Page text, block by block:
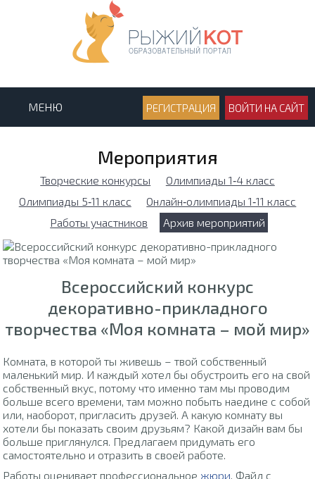
МЕНЮ РЕГИСТРАЦИЯ ВОЙТИ НА САЙТ
Мероприятия
Творческие конкурсы
Олимпиады 1‑4 класс
Олимпиады 5‑11 класс
Онлайн‑олимпиады 1‑11 класс
Работы участников
Архив мероприятий
Всероссийский конкурс
декоративно-прикладного
творчества «Моя комната – мой мир»
Комната, в которой ты живешь – твой собственный
маленький мир. И каждый хотел бы обустроить его на свой
собственный вкус, потому что именно там мы проводим
больше всего времени, там можно побыть наедине с собой
или, наоборот, пригласить друзей. А какую комнату вы
хотели бы показать своим друзьям? Какой дизайн вам бы
больше приглянулся. Предлагаем придумать его
самостоятельно и отразить в своей работе.
Работы оценивает профессиональное жюри. Файл с